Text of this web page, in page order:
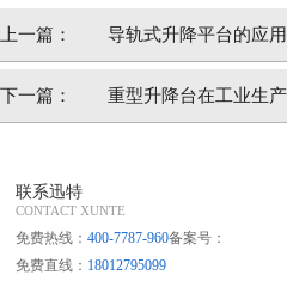
上一篇： 导轨式升降平台的应
下一篇： 重型升降台在工业生
联系迅特
CONTACT XUNTE
免费热线：400-7787-960备案号：
免费直线： 18012795099